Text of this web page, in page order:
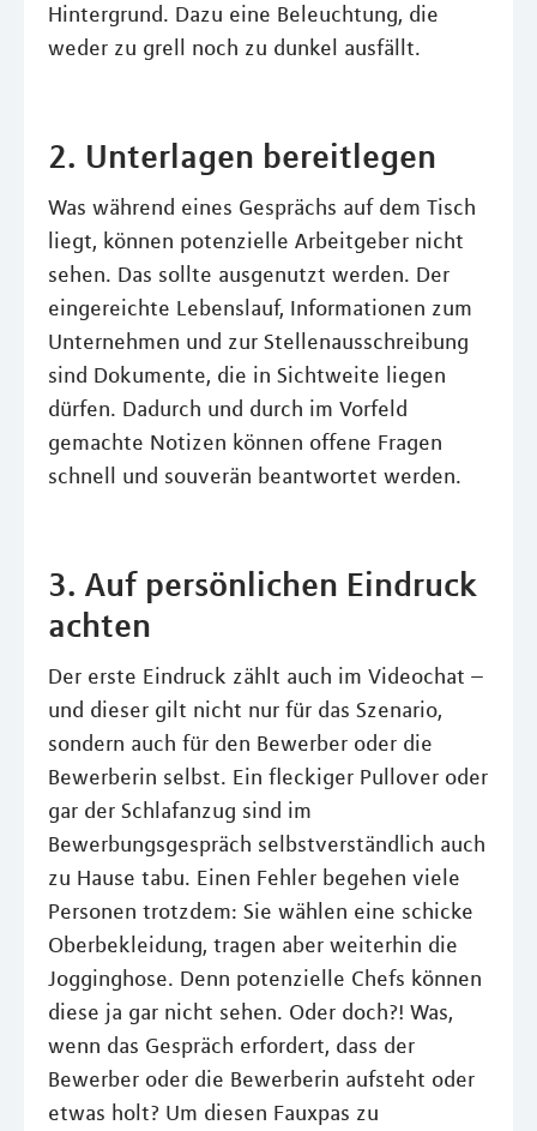
Hintergrund. Dazu eine Beleuchtung, die
weder zu grell noch zu dunkel ausfällt.
2. Unterlagen bereitlegen
Was während eines Gesprächs auf dem Tisch
liegt, können potenzielle Arbeitgeber nicht
sehen. Das sollte ausgenutzt werden. Der
eingereichte Lebenslauf, Informationen zum
Unternehmen und zur Stellenausschreibung
sind Dokumente, die in Sichtweite liegen
dürfen. Dadurch und durch im Vorfeld
gemachte Notizen können offene Fragen
schnell und souverän beantwortet werden.
3. Auf persönlichen Eindruck
achten
Der erste Eindruck zählt auch im Videochat –
und dieser gilt nicht nur für das Szenario,
sondern auch für den Bewerber oder die
Bewerberin selbst. Ein fleckiger Pullover oder
gar der Schlafanzug sind im
Bewerbungsgespräch selbstverständlich auch
zu Hause tabu. Einen Fehler begehen viele
Personen trotzdem: Sie wählen eine schicke
Oberbekleidung, tragen aber weiterhin die
Jogginghose. Denn potenzielle Chefs können
diese ja gar nicht sehen. Oder doch?! Was,
wenn das Gespräch erfordert, dass der
Bewerber oder die Bewerberin aufsteht oder
etwas holt? Um diesen Fauxpas zu